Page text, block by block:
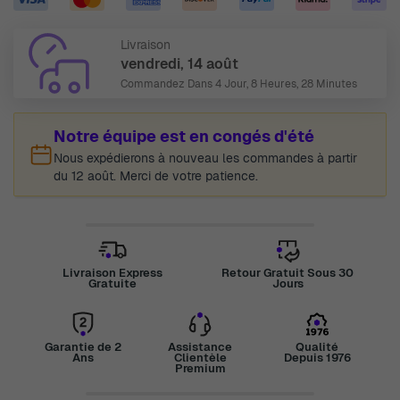
Livraison
vendredi, 14 août
Commandez Dans4 Jour, 8 Heures, 28 Minutes
Notre équipe est en congés d'été
Nous expédierons à nouveau les commandes à partir
du 12 août. Merci de votre patience.
Livraison Express
Gratuite
Retour Gratuit Sous 30
Jours
Garantie de 2
Ans
Assistance
Clientèle
Premium
Qualité
Depuis 1976